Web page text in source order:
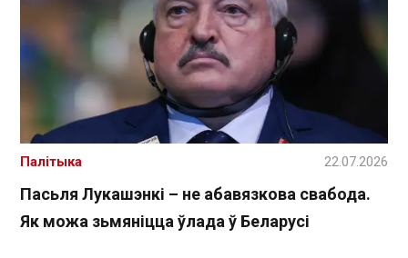
Пасьля Лукашэнкі – не абавязкова свабода.
Як можа зьмяніцца ўлада ў Беларусі
Палітыка 22.07.2026